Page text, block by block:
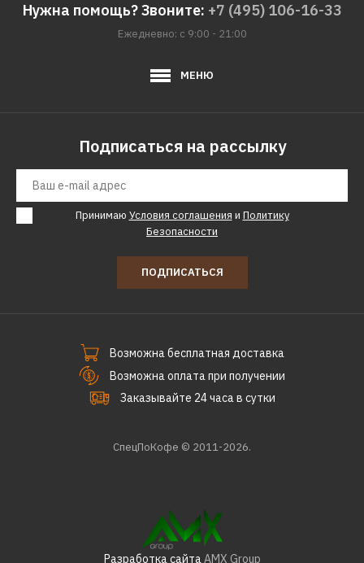
Нужна помощь? Звоните: +7 (495) 106-16-33
Ежедневно: с 9:00 - 21:00
МЕНЮ
Подписаться на рассылку
Принимаю Условия соглашения и Политику
Безопасности
ПОДПИСАТЬСЯ
Возможна бесплатная доставка
Возможна оплата при получении
Заказывайте 24 часа в сутки
СпецПоКофе © 2011-2026.
Разработка сайтаAMX Group